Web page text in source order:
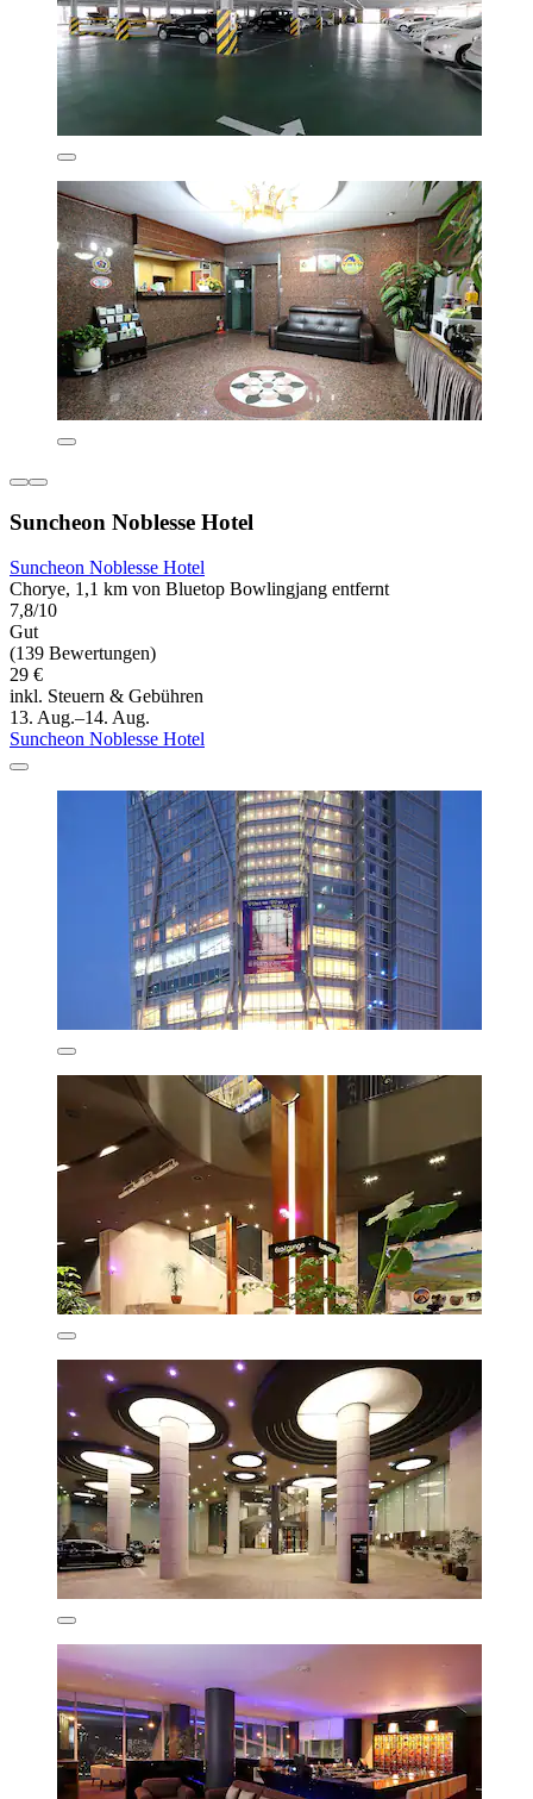
Suncheon Noblesse Hotel
Suncheon Noblesse Hotel
Chorye, 1,1 km von Bluetop Bowlingjang entfernt
7,8/10
Gut
(139 Bewertungen)
29 €
inkl. Steuern & Gebühren
13. Aug.–14. Aug.
Suncheon Noblesse Hotel